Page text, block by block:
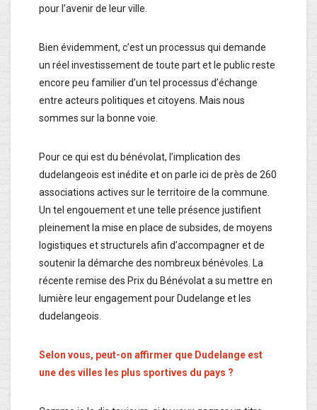
pour l’avenir de leur ville.
Bien évidemment, c’est un processus qui demande
un réel investissement de toute part et le public reste
encore peu familier d’un tel processus d’échange
entre acteurs politiques et citoyens. Mais nous
sommes sur la bonne voie.
Pour ce qui est du bénévolat, l’implication des
dudelangeois est inédite et on parle ici de près de 260
associations actives sur le territoire de la commune.
Un tel engouement et une telle présence justifient
pleinement la mise en place de subsides, de moyens
logistiques et structurels afin d’accompagner et de
soutenir la démarche des nombreux bénévoles. La
récente remise des Prix du Bénévolat a su mettre en
lumière leur engagement pour Dudelange et les
dudelangeois.
Selon vous, peut-on affirmer que Dudelange est
une des villes les plus sportives du pays ?